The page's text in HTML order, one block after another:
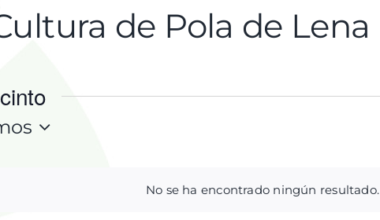
de Pola de Lena
Aviso
No se ha encontrado ningún resultado.